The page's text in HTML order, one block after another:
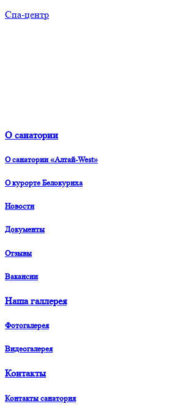
Спа-центр
О санатории
О санатории «Алтай-West»
О курорте Белокуриха
Новости
Документы
Отзывы
Вакансии
Наша галлерея
Фотогалерея
Видеогалерея
Контакты
Контакты санатория